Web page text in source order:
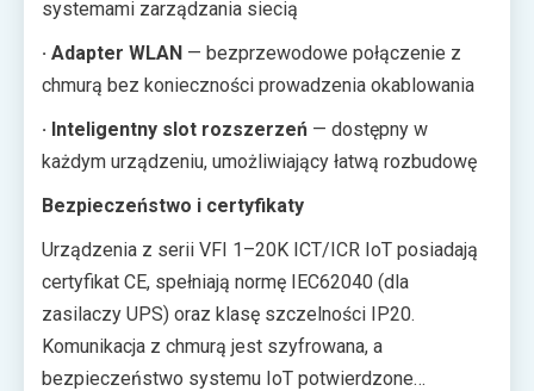
systemami zarządzania siecią
· Adapter WLAN — bezprzewodowe połączenie z
chmurą bez konieczności prowadzenia okablowania
· Inteligentny slot rozszerzeń — dostępny w
każdym urządzeniu, umożliwiający łatwą rozbudowę
Bezpieczeństwo i certyfikaty
Urządzenia z serii VFI 1–20K ICT/ICR IoT posiadają
certyfikat CE, spełniają normę IEC62040 (dla
zasilaczy UPS) oraz klasę szczelności IP20.
Komunikacja z chmurą jest szyfrowana, a
bezpieczeństwo systemu IoT potwierdzone